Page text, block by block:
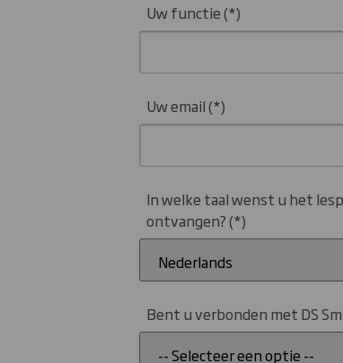
Uw functie
Uw email
In welke taal wenst u het
ontvangen?
Bent u verbonden met DS